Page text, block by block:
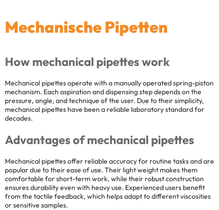
Mechanische Pipetten
How mechanical pipettes work
Mechanical pipettes operate with a manually operated spring-piston
mechanism. Each aspiration and dispensing step depends on the
pressure, angle, and technique of the user. Due to their simplicity,
mechanical pipettes have been a reliable laboratory standard for
decades.
Advantages of mechanical pipettes
Mechanical pipettes offer reliable accuracy for routine tasks and are
popular due to their ease of use. Their light weight makes them
comfortable for short-term work, while their robust construction
ensures durability even with heavy use. Experienced users benefit
from the tactile feedback, which helps adapt to different viscosities
or sensitive samples.